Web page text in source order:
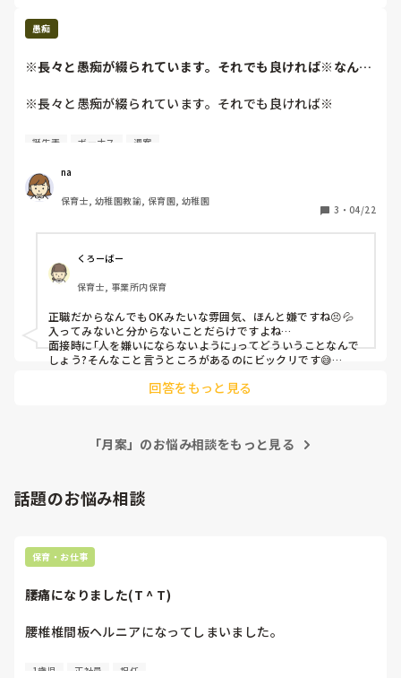
私自身コドモン使用は初めてです。
週案月案、登降園管理くらいで、あとはクラス日替わりでブ
あったので，ブログを書く時はクラスで書いたりしていまし
ています。
クラスに一台タブレットがあります。
Wi-Fiにものすごく左右されます。
タブレットでやっています。
コドモン内にある書類もなぜかコドモンと手書きのものもあ
り、そこは負担です。そして、今の時期慣らし保育の子もた
くさんいて、午睡中に書く時間などなく必ず残業になりま
す。
また、ドキュメンテーション内の毎日の振り返りも今年初め
て私は使ったので面倒と思うこともありましたが、ただ、考
え直してみると記録として見返せるのは良いと思いました。
きのほうが良いなと思うこともあるのですが、皆さんどうで
ここ良かった、こうすれば効率良いよ、など教えていただけ
愚痴
※長々と愚痴が綴られています。それでも良ければ※なんで
※長々と愚痴が綴られています。それでも良ければ※
なんでも電子化にすりゃいいってもんじゃない。
児どうやって入力しろと？笑
正職も午睡してる部屋には誰か一人いなきゃいけないからい
てもらっていいー？とか言う割に、
作って？え？何がしたいんですか？
主任はポンコツ過ぎて自分が言った事も忘れるし、
言われてないことは言ったと主張するし。
無駄な仕事は増やすし、そのくせ自分でやろうとしないし、
舐め腐ってるんですか？自分でやった事に
責任を持てないような奴を主任として置いて大丈夫なんです
か？その事園長は見て見ぬふりですか？
面接で言われた『人は嫌いにならないように』は
今日なんか正職の皆さん何してたんですか？
1人はパソコンとにらめっこ。1人は誕生表作り？
なた方が出来ないんでしょうね？
(因みに4月のほとんどをヘルプで1歳児を見てました)
いるんですか？やる気ないなら出てって？
退勤時間過ぎててもパソコンが空かなくて結局2時間も園に
も出ない。時給でしか貰えない。
こーゆー扱いなんですか？話になりません。
新規園の方が待遇がいいかなと思ってましたが、想像を遥か
誕生表 ボーナス 週案
na
保育士, 幼稚園教諭, 保育園, 幼稚園
3 ・ 04/22
くろーばー
保育士, 事業所内保育
正職だからなんでもOKみたいな雰囲気、ほんと嫌ですね😣💦
入ってみないと分からないことだらけですよね…
面接時に｢人を嫌いにならないように｣ってどういうことなんで
しょう?そんなこと言うところがあるのにビックリです😅
手続きとかいろいろ大変だと思いますが、早いうちに転職活動
回答をもっと見る
「月案」のお悩み相談をもっと見る
話題のお悩み相談
保育・お仕事
腰痛になりました(T ^ T)
腰椎椎間板ヘルニアになってしまいました。
今年度より15年ぶりくらいで正社員になり、1歳児担任にな
1歳児 正社員 担任